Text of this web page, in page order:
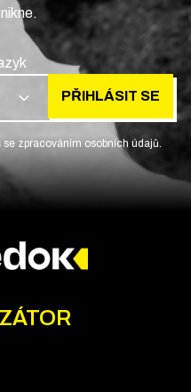
CS PŘIHLÁSIT SE
zpracováním osobních údajů.